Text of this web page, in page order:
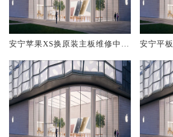
安宁苹果XS换原装主板维修中心
安宁平